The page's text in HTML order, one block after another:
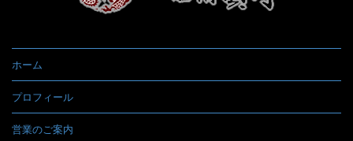
ホーム
プロフィール
営業のご案内